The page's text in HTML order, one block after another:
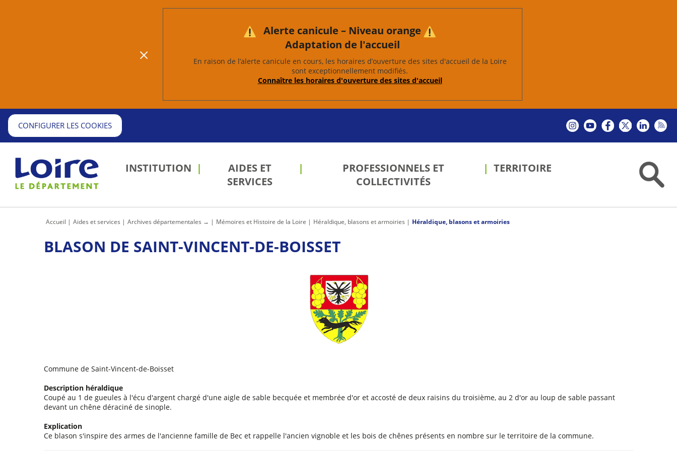
Alerte canicule – Niveau orange
Adaptation de l'accueil
En raison de l’alerte canicule en cours, les horaires d’ouverture des sites d'accueil de la Loire
sont exceptionnellement modifiés.
Connaître les horaires d'ouverture des sites d'accueil
CONFIGURER LES COOKIES
INSTITUTION
AIDES ET
SERVICES
PROFESSIONNELS ET
COLLECTIVITÉS
TERRITOIRE
Accueil Aides et services Archives départementales → Mémoires et Histoire de la Loire Héraldique, blasons et armoiries Héraldique, blasons et armoiries
BLASON DE SAINT-VINCENT-DE-BOISSET
Commune de Saint-Vincent-de-Boisset
Description héraldique
Coupé au 1 de gueules à l'écu d'argent chargé d'une aigle de sable becquée et membrée d'or et accosté de deux raisins du troisième, au 2 d'or au loup de sable passant
devant un chêne déraciné de sinople.
Explication
Ce blason s'inspire des armes de l'ancienne famille de Bec et rappelle l'ancien vignoble et les bois de chênes présents en nombre sur le territoire de la commune.
version
texte]